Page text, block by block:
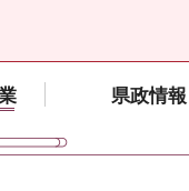
県政情報